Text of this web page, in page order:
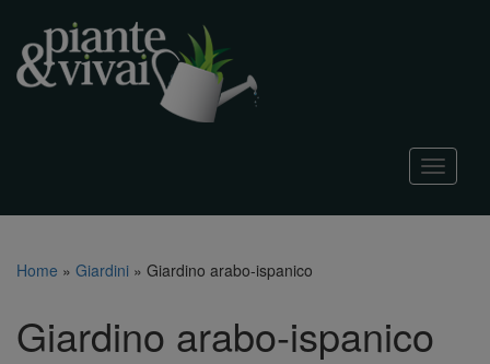
T
o
g
v
Home » Giardini » Giardino arabo-ispanico
Giardino arabo-ispanico